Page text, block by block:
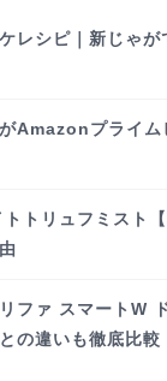
レシピ｜新じゃが
Amazonプライ
トリュフミスト
リファ スマートW
の違いも徹底比較